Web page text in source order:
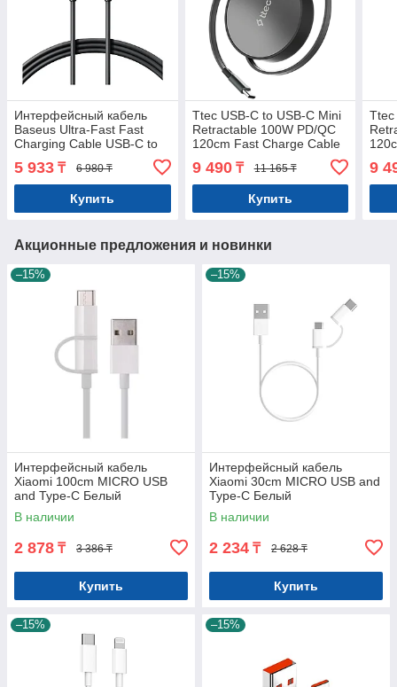
Интерфейсный кабель
Baseus Ultra-Fast Fast
Charging Cable USB-C to
Black
5 933 ₸ 6 980 ₸
Купить
Ttec USB-C to USB-C Mini
Retractable 100W PD/QC
120cm Fast Charge Cable
9 490₸ 11 165 ₸
Купить
Ttec
9
Акционные предложения и новинки
–15%
Интерфейсный кабель
Xiaomi 100cm MICRO USB
and Type-C Белый
В наличии
2 878 ₸ 3 386 ₸
Купить
–15%
Интерфейсный кабель
Xiaomi 30cm MICRO USB and
Type-C Белый
В наличии
2 234 ₸ 2 628 ₸
Купить
–15% –15%